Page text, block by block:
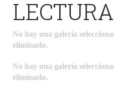
LECTURA
No hay una galería
eliminado.
No hay una galería
eliminado.